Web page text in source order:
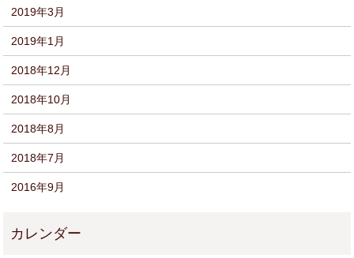
2019年3月
2019年1月
2018年12月
2018年10月
2018年8月
2018年7月
2016年9月